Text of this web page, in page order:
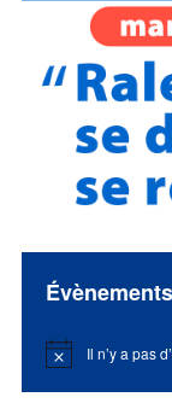
Notice Il n’y a pas